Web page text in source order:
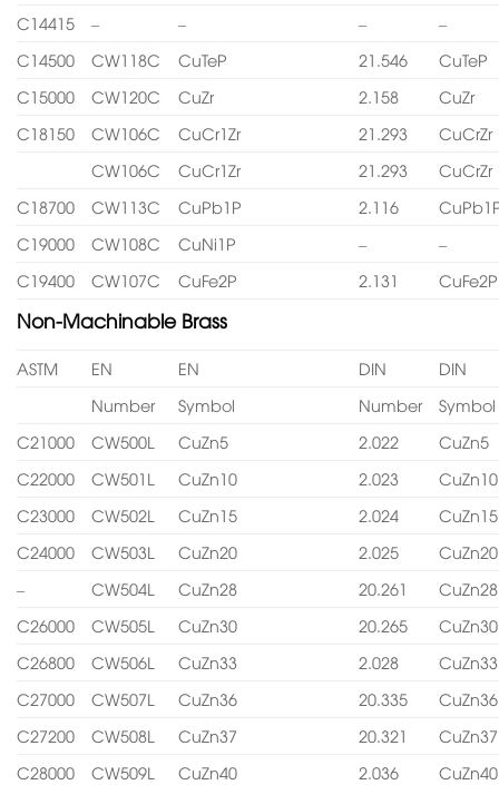
C14415 – – –
–
C14500
CW118C CuTeP 21.546
CuTeP
C15000
CW120C CuZr 2.158
CuZr
C18150
CW106C CuCr1Zr 21.293
CuCrZr
CW106C
CuCr1Zr 21.293
CuCrZr
C18700
CW113C CuPb1P 2.116
C19000
CW108C CuNi1P –
–
C19400
CW107C CuFe2P 2.131 CuFe2P
Non-Machinable Brass
ASTM EN EN DIN
DIN
Number
Symbol Number
Symbol
C21000
CW500L CuZn5 2.022
CuZn5
C22000
CW501L CuZn10 2.023
CuZn10
C23000
CW502L CuZn15 2.024
CuZn15
C24000
CW503L CuZn20 2.025
CuZn20
–
CW504L CuZn28 20.261
CuZn28
C26000
CW505L CuZn30 20.265
CuZn30
C26800
CW506L CuZn33 2.028
CuZn33
C27000
CW507L CuZn36 20.335
CuZn36
C27200
CW508L CuZn37 20.321
CuZn37
C28000
CW509L CuZn40 2.036 CuZn40